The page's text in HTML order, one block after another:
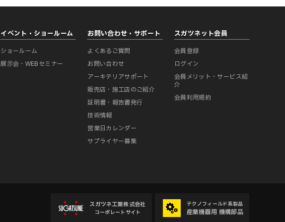
イベント・ショールーム
ショールーム
展示会・WEBセミナー
お問い合わせ・サポート
よくあるご質問
お問い合わせ
アーキテリアサポート
販売店・施工店のご紹介
証明書・報告書発行
技術情報
営業日カレンダー
サプライヤー募集
スガツネット会員
会員登録
ログイン
会員メリット・サービス紹
介
会員利用規約
スガツネ工業株式会社
コーポレートサイト
テクノフィールド系製品
産業機器用 機構部品